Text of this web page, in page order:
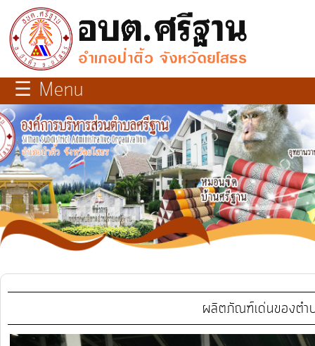
หน้า
หลัก
เกี่ยว
กับ
เรา
บุคลากร
พัฒนา
ท้อง
☰ Menu
ผลิตภัณฑ์เด่นของตำ